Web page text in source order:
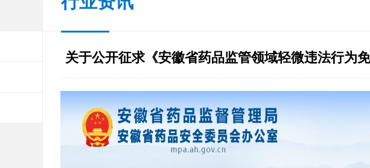
关于公开征求《安徽省药品监管领域轻微违法行为